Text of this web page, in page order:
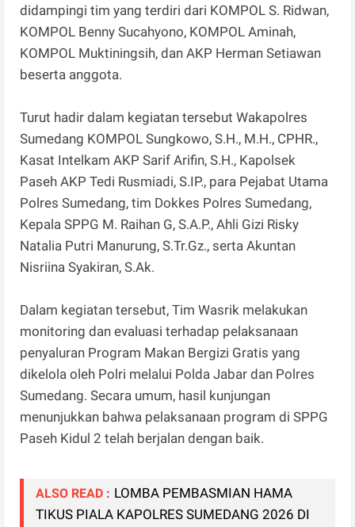
didampingi tim yang terdiri dari KOMPOL S. Ridwan,
KOMPOL Benny Sucahyono, KOMPOL Aminah,
KOMPOL Muktiningsih, dan AKP Herman Setiawan
beserta anggota.
Turut hadir dalam kegiatan tersebut Wakapolres
Sumedang KOMPOL Sungkowo, S.H., M.H., CPHR.,
Kasat Intelkam AKP Sarif Arifin, S.H., Kapolsek
Paseh AKP Tedi Rusmiadi, S.IP., para Pejabat Utama
Polres Sumedang, tim Dokkes Polres Sumedang,
Kepala SPPG M. Raihan G, S.A.P., Ahli Gizi Risky
Natalia Putri Manurung, S.Tr.Gz., serta Akuntan
Nisriina Syakiran, S.Ak.
Dalam kegiatan tersebut, Tim Wasrik melakukan
monitoring dan evaluasi terhadap pelaksanaan
penyaluran Program Makan Bergizi Gratis yang
dikelola oleh Polri melalui Polda Jabar dan Polres
Sumedang. Secara umum, hasil kunjungan
menunjukkan bahwa pelaksanaan program di SPPG
Paseh Kidul 2 telah berjalan dengan baik.
ALSO READ : LOMBA PEMBASMIAN HAMA
TIKUS PIALA KAPOLRES SUMEDANG 2026 DI